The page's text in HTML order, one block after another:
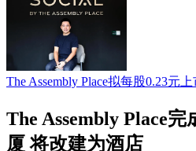
The Assembly Place拟每股0.23元
The Assembly Place
厦 将改建为酒店